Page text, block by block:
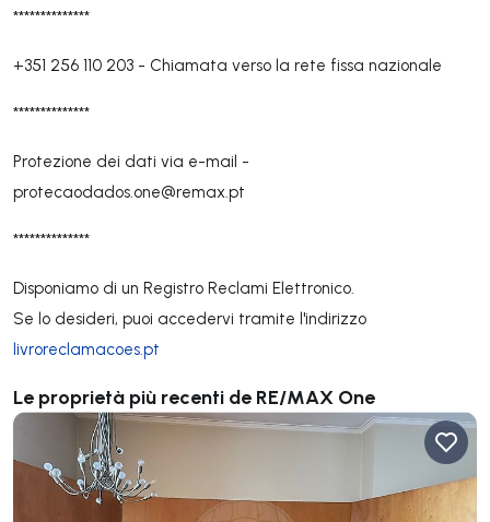
**************
+351 256 110 203 - Chiamata verso la rete fissa nazionale
**************
Protezione dei dati via e-mail -
protecaodados.one@remax.pt
**************
Disponiamo di un Registro Reclami Elettronico.
Se lo desideri, puoi accedervi tramite l'indirizzo
livroreclamacoes.pt
Le proprietà più recenti de RE/MAX One